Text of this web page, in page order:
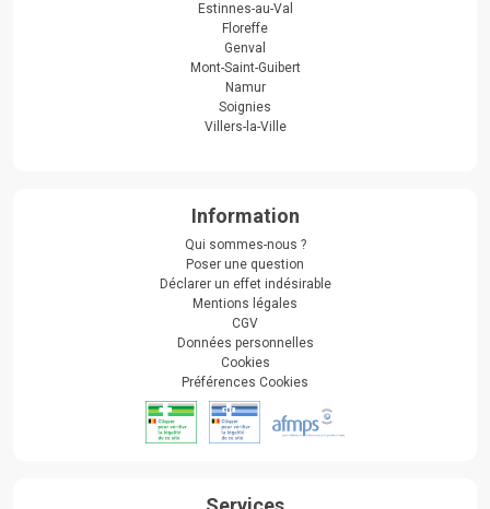
Estinnes-au-Val
Floreffe
Genval
Mont-Saint-Guibert
Namur
Soignies
Villers-la-Ville
Information
Qui sommes-nous ?
Poser une question
Déclarer un effet indésirable
Mentions légales
CGV
Données personnelles
Cookies
Préférences Cookies